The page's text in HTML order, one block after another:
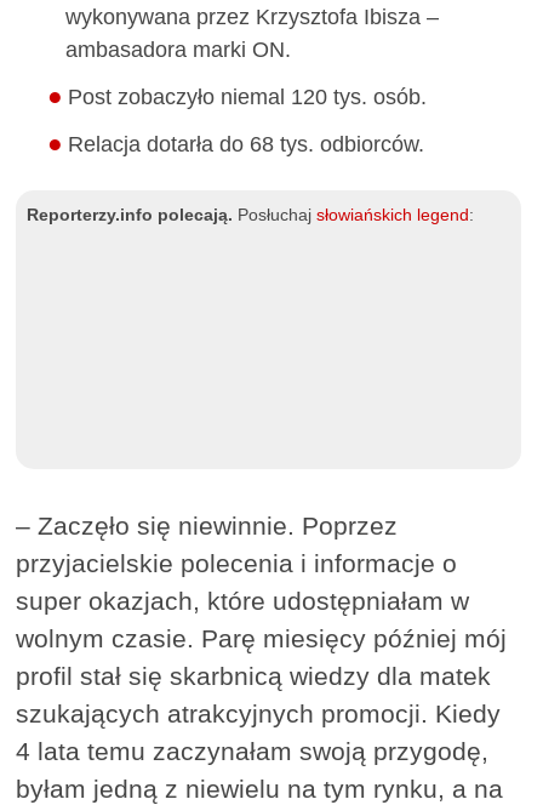
wykonywana przez Krzysztofa Ibisza –
ambasadora marki ON.
Post zobaczyło niemal 120 tys. osób.
Relacja dotarła do 68 tys. odbiorców.
Reporterzy.info polecają. Posłuchajsłowiańskich legend:
– Zaczęło się niewinnie. Poprzez
przyjacielskie polecenia i informacje o
super okazjach, które udostępniałam w
wolnym czasie. Parę miesięcy później mój
profil stał się skarbnicą wiedzy dla matek
szukających atrakcyjnych promocji. Kiedy
4 lata temu zaczynałam swoją przygodę,
byłam jedną z niewielu na tym rynku, a na